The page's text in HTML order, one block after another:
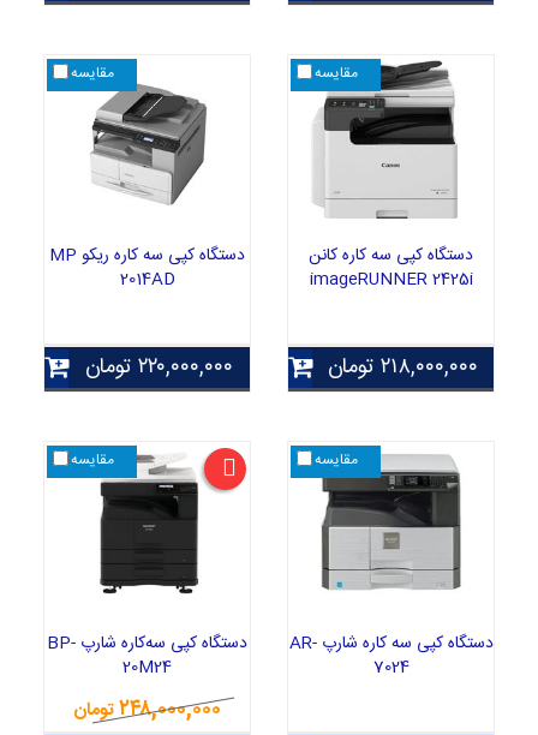
مقایسه
دستگاه کپی سه کاره کانن
imageRUNNER 2425i
۲۱۸,۰۰۰,۰۰۰ تومان
مقایسه
دستگاه کپی سه کاره ریکو MP
2014AD
۲۲۰,۰۰۰,۰۰۰ تومان
مقایسه
دستگاه کپی سه کاره شارپ AR-
7024
مقایسه
دستگاه کپی سه‌کاره شارپ BP-
20M24
۲۴۸,۰۰۰,۰۰۰تومان